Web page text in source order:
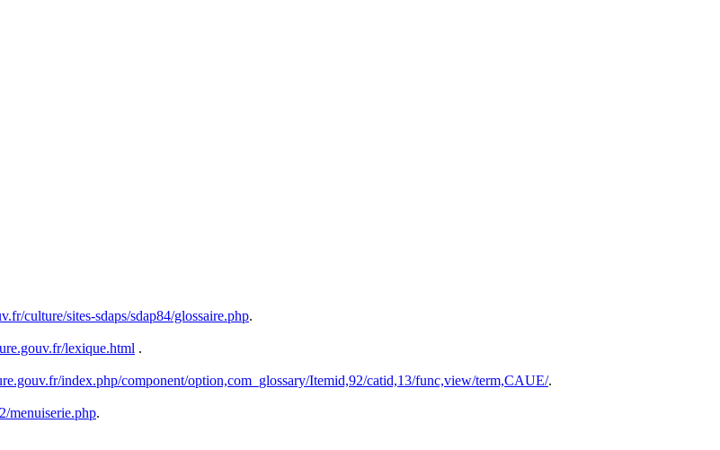
culture/sites-sdaps/sdap84/glossaire.php.
lexique.html .
index.php/component/option,com_glossary/Itemid,92/catid,13/func,view/term,CAUE/.
menuiserie.php.